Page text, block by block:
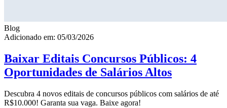
Blog
Adicionado em: 05/03/2026
Baixar Editais Concursos Públicos: 4
Oportunidades de Salários Altos
Descubra 4 novos editais de concursos públicos com salários de até
R$10.000! Garanta sua vaga. Baixe agora!